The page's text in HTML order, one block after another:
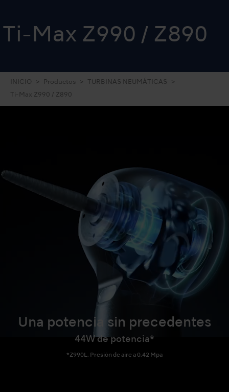
Ti-Max Z990 / Z890
INICIO Productos TURBINAS NEUMÁTICAS
Ti-Max Z990 / Z890
Una potencia sin precedentes
44W de potencia*
*Z990L, Presión de aire a 0,42 Mpa